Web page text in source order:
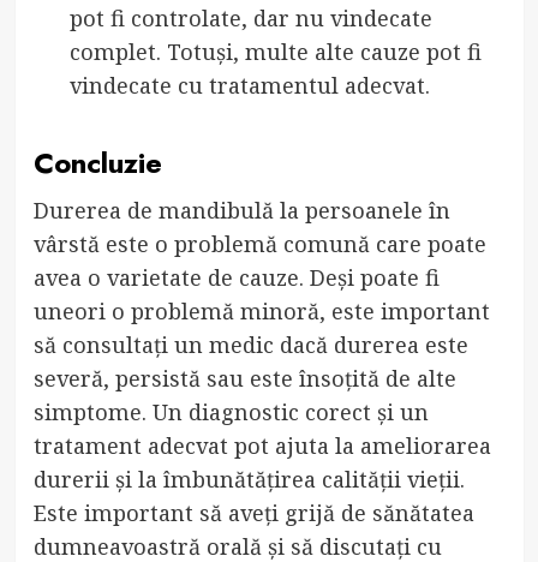
pot fi controlate, dar nu vindecate
complet. Totuși, multe alte cauze pot fi
vindecate cu tratamentul adecvat.
Concluzie
Durerea de mandibulă la persoanele în
vârstă este o problemă comună care poate
avea o varietate de cauze. Deși poate fi
uneori o problemă minoră, este important
să consultați un medic dacă durerea este
severă, persistă sau este însoțită de alte
simptome. Un diagnostic corect și un
tratament adecvat pot ajuta la ameliorarea
durerii și la îmbunătățirea calității vieții.
Este important să aveți grijă de sănătatea
dumneavoastră orală și să discutați cu